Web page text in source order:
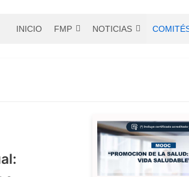
INICIO FMP NOTICIAS